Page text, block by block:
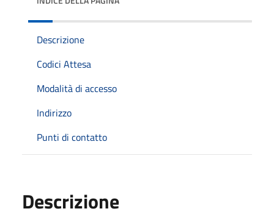
Descrizione
Codici Attesa
Modalità di accesso
Indirizzo
Punti di contatto
Descrizione